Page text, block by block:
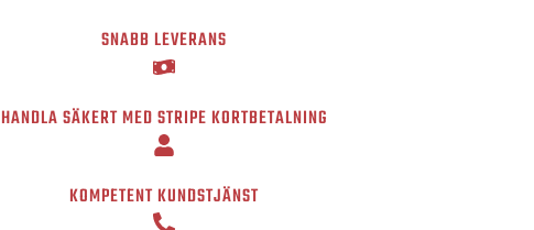
SNABB LEVERANS
HANDLA SÄKERT MED STRIPE KORTBETALNING
KOMPETENT KUNDSTJÄNST